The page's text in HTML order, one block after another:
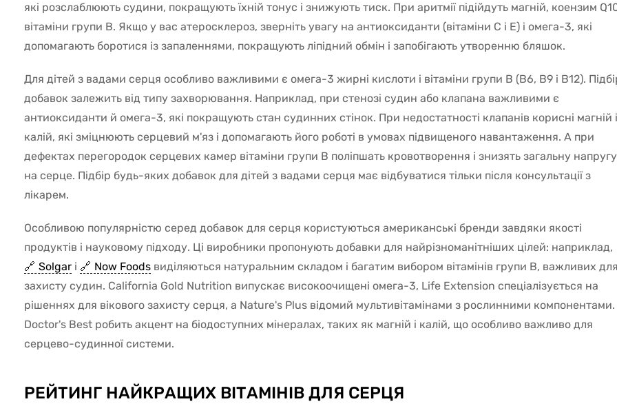
які розслаблюють судини, покращують їхній тонус і знижують тиск. При аритмії підійдуть магній, коензим Q10
вітаміни групи В. Якщо у вас атеросклероз, зверніть увагу на антиоксиданти (вітаміни C і E) і омега-3, які
допомагають боротися із запаленнями, покращують ліпідний обмін і запобігають утворенню бляшок.
Для дітей з вадами серця особливо важливими є омега-3 жирні кислоти і вітаміни групи В (B6, В9 і B12).
добавок залежить від типу захворювання. Наприклад, при стенозі судин або клапана важливими є
антиоксиданти й омега-3, які покращують стан судинних стінок. При недостатності клапанів корисні магній і
калій, які зміцнюють серцевий м'яз і допомагають його роботі в умовах підвищеного навантаження. А при
дефектах перегородок серцевих камер вітаміни групи В поліпшать кровотворення і знизять загальну напругу
на серце. Підбір будь-яких добавок для дітей з вадами серця має відбуватися тільки після консультації з
лікарем.
Особливою популярністю серед добавок для серця користуються американські бренди завдяки якості
продуктів і науковому підходу. Ці виробники пропонують добавки для найрізноманітніших цілей: наприклад,
Solgar і Now Foods виділяються натуральним складом і багатим вибором вітамінів групи В, важливих для
захисту судин. California Gold Nutrition випускає високоочищені омега-3, Life Extension спеціалізується на
рішеннях для вікового захисту серця, а Nature's Plus відомий мультивітамінами з рослинними компонентами.
Doctor's Best робить акцент на біодоступних мінералах, таких як магній і калій, що особливо важливо для
серцево-судинної системи.
РЕЙТИНГ НАЙКРАЩИХ ВІТАМІНІВ ДЛЯ СЕРЦЯ